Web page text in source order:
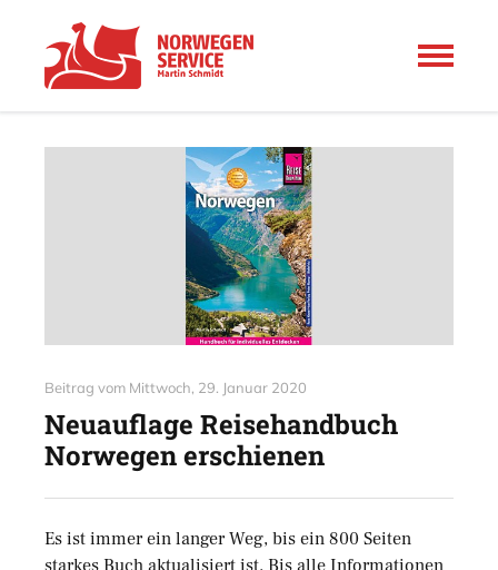
Beitrag vom Mittwoch, 29. Januar 2020
Neuauflage Reisehandbuch
Norwegen erschienen
Es ist immer ein langer Weg, bis ein 800 Seiten